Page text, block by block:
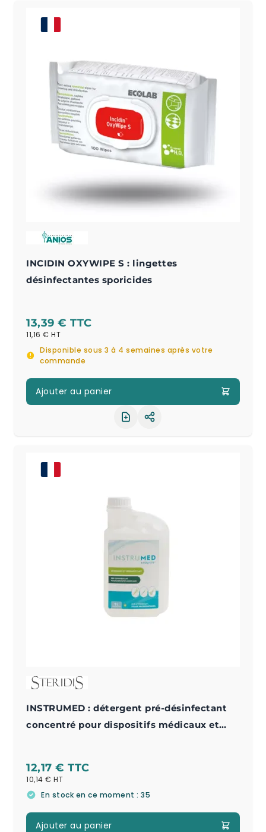
INCIDIN OXYWIPE S : lingettes
désinfectantes sporicides
13,39 €
11,16 €
Disponible sous 3 à 4 semaines après votre
commande
Ajouter au panier
Partager le produit
INSTRUMED : détergent pré-désinfectant
concentré pour dispositifs médicaux et
12,17 €
10,14 €
En stock en ce moment : 35
Ajouter au panier